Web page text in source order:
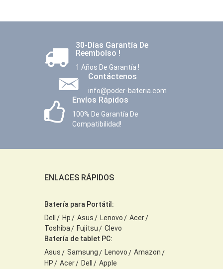
30-Días Garantía De
Reembolso !
1 Años De Garantía !
Contáctenos
info@poder-bateria.com
Envíos Rápidos
100% De Garantía De
Compatibilidad!
ENLACES RÁPIDOS
Batería para Portátil:
Dell
Hp Asus Lenovo
Acer
Toshiba
Fujitsu
Clevo
Batería de tablet PC:
Asus
Samsung Lenovo
Amazon
HP
Acer Dell
Apple